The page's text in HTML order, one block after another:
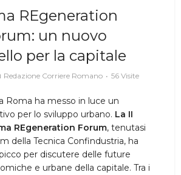
REgeneration
un nuovo
per la capitale
Redazione Corriere Romano 56 Visite
Roma ha messo in luce un
per lo sviluppo urbano. La II
REgeneration Forum, tenutasi
della Tecnica Confindustria, ha
per discutere delle future
e urbane della capitale. Tra i